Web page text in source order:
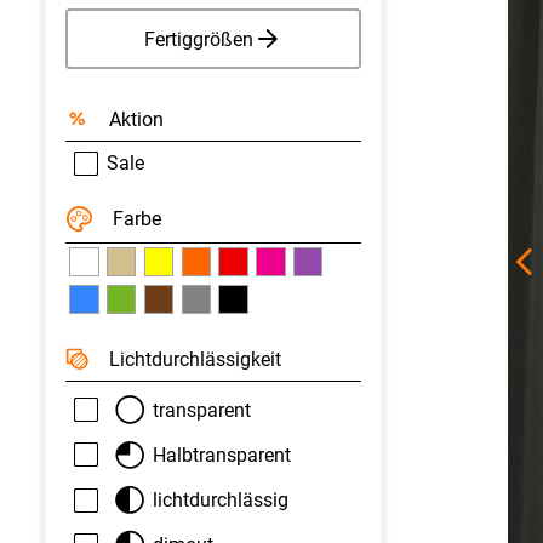
Fertiggrößen
Aktion
Sale
Farbe
Licht­durchlässigkeit
transparent
Halbtransparent
lichtdurchlässig